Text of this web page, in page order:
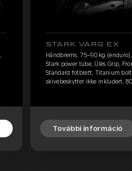
STARK VARG EX
Håndbrems, 75–90 kg
Stark power tube, Ülés Grip,
Standard fotbrett, Titanium
skivebeskytter ikke inkludert,
További információ